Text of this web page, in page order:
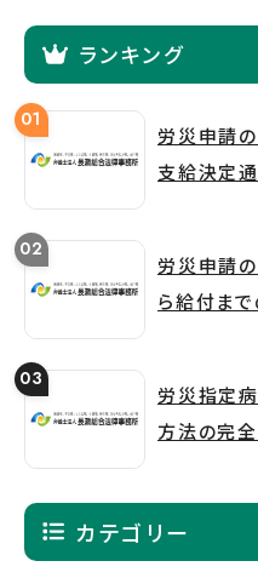
ランキング
労災申請
支給決定
労災申請
ら給付ま
労災指定
方法の完全
カテゴリー